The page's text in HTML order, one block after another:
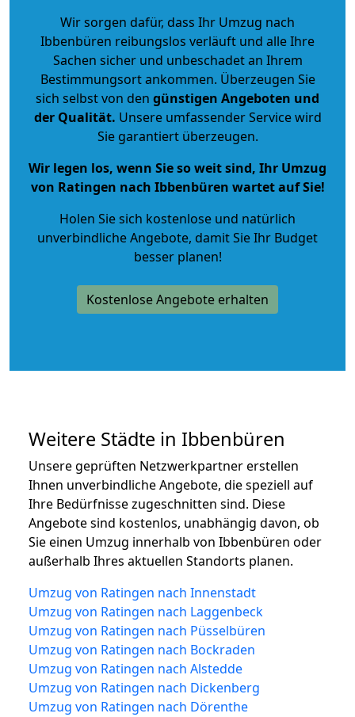
Wir sorgen dafür, dass Ihr Umzug nach
Ibbenbüren reibungslos verläuft und alle Ihre
Sachen sicher und unbeschadet an Ihrem
Bestimmungsort ankommen. Überzeugen Sie
sich selbst von den günstigen Angeboten und
der Qualität. Unsere umfassender Service wird
Sie garantiert überzeugen.
Wir legen los, wenn Sie so weit sind, Ihr Umzug
von Ratingen nach Ibbenbüren wartet auf Sie!
Holen Sie sich kostenlose und natürlich
unverbindliche Angebote, damit Sie Ihr Budget
besser planen!
Kostenlose Angebote erhalten
Weitere Städte in Ibbenbüren
Unsere geprüften Netzwerkpartner erstellen
Ihnen unverbindliche Angebote, die speziell auf
Ihre Bedürfnisse zugeschnitten sind. Diese
Angebote sind kostenlos, unabhängig davon, ob
Sie einen Umzug innerhalb von Ibbenbüren oder
außerhalb Ihres aktuellen Standorts planen.
Umzug von Ratingen nach Innenstadt
Umzug von Ratingen nach Laggenbeck
Umzug von Ratingen nach Püsselbüren
Umzug von Ratingen nach Bockraden
Umzug von Ratingen nach Alstedde
Umzug von Ratingen nach Dickenberg
Umzug von Ratingen nach Dörenthe